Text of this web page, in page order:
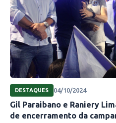
DESTAQUES 04/10/2024
Gil Paraibano e Raniery
de encerramento da